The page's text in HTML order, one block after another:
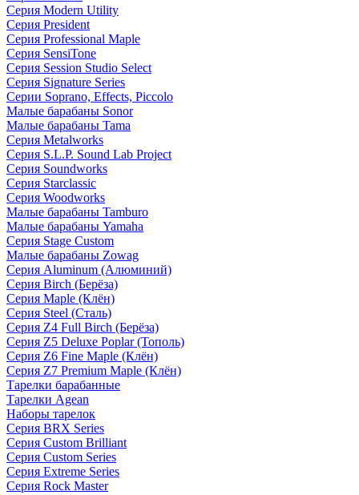
Серия Modern Utility
Серия President
Серия Professional Maple
Серия SensiTone
Серия Session Studio Select
Серия Signature Series
Серии Soprano, Effects, Piccolo
Малые барабаны Sonor
Малые барабаны Tama
Серия Metalworks
Серия S.L.P. Sound Lab Project
Серия Soundworks
Серия Starclassic
Серия Woodworks
Малые барабаны Tamburo
Малые барабаны Yamaha
Серия Stage Custom
Малые барабаны Zowag
Серия Aluminum (Алюминий)
Серия Birch (Берёза)
Серия Maple (Клён)
Серия Steel (Сталь)
Серия Z4 Full Birch (Берёза)
Серия Z5 Deluxe Poplar (Тополь)
Серия Z6 Fine Maple (Клён)
Серия Z7 Premium Maple (Клён)
Тарелки барабанные
Тарелки Agean
Наборы тарелок
Серия BRX Series
Серия Custom Brilliant
Серия Custom Series
Серия Extreme Series
Серия Rock Master